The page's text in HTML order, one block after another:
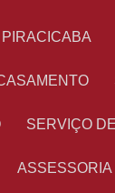
PIRACICABA
SERVIÇO